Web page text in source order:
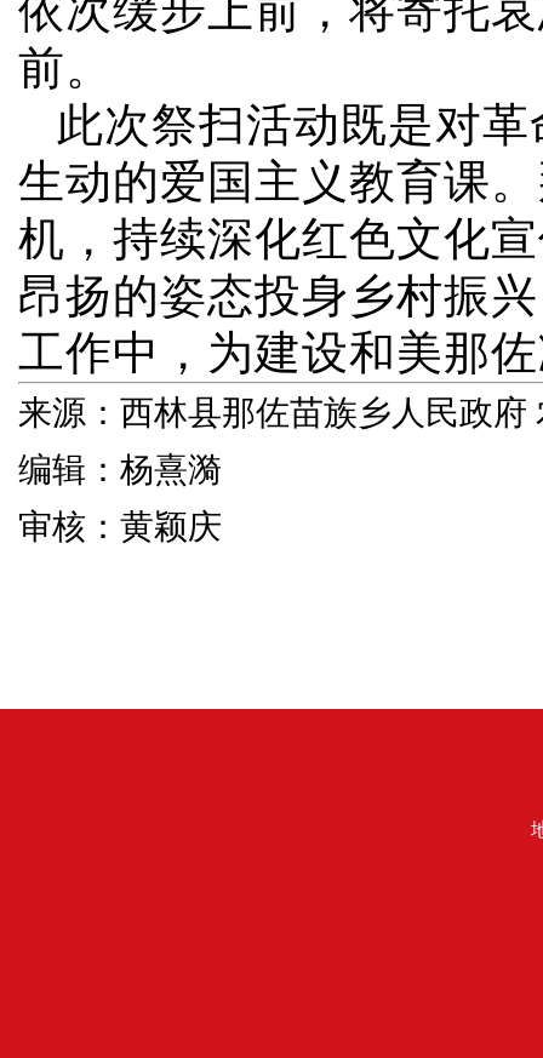
依次缓步上前，将寄托
前。
此次祭扫活动既是对
生动的爱国主义教育课
机，持续深化红色文化
昂扬的姿态投身乡村振
工作中，为建设和美那
来源：西林县那佐苗族乡人民政府
编辑：杨熹漪
审核：黄颖庆